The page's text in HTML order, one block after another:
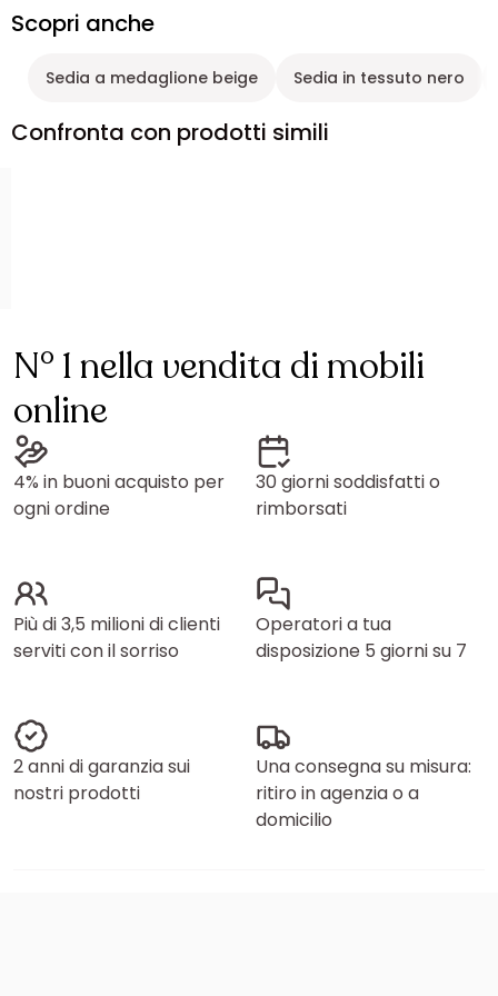
Scopri anche
Sedia a medaglione beige Sedia in tessuto nero
Confronta con prodotti simili
N° 1 nella vendita di mobili
online
4% in buoni acquisto per
ogni ordine
30 giorni soddisfatti o
rimborsati
Più di 3,5 milioni di clienti
serviti con il sorriso
Operatori a tua
disposizione 5 giorni su 7
2 anni di garanzia sui
nostri prodotti
Una consegna su misura:
ritiro in agenzia o a
domicilio